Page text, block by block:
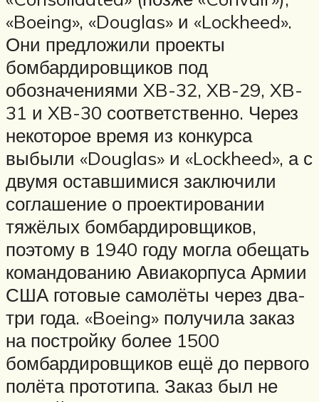
«Boeing», «Douglas» и «Lockheed».
Они предложили проекты
бомбардировщиков под
обозначениями XB-32, XB-29, XB-
31 и XB-30 соответственно. Через
некоторое время из конкурса
выбыли «Douglas» и «Lockheed», а с
двумя оставшимися заключили
соглашение о проектировании
тяжёлых бомбардировщиков,
поэтому в 1940 году могла обещать
командованию Авиакорпуса Армии
США готовые самолёты через два-
три года. «Boeing» получила заказ
на постройку более 1500
бомбардировщиков ещё до первого
полёта прототипа. Заказ был не